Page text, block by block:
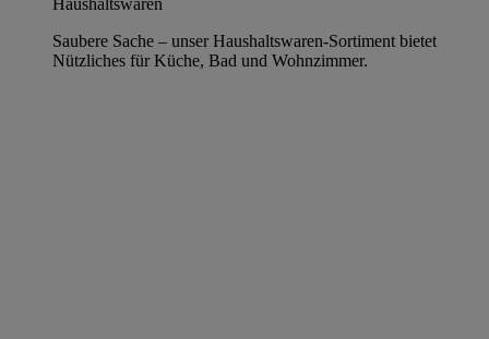
Saubere Sache – unser Haushaltswaren-Sortiment bietet
Nützliches für Küche, Bad und Wohnzimmer.